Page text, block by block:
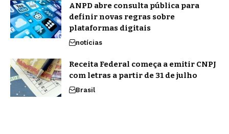
ANPD abre consulta pública para
definir novas regras sobre
plataformas digitais
notícias
Receita Federal começa a emitir CNPJ
com letras a partir de 31 de julho
Brasil